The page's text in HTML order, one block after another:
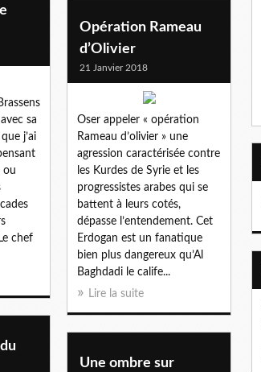
sa
j’ai
ou
chef
Opération Rameau
d’Olivier
21 Janvier 2018
Oser appeler « opération
Rameau d’olivier » une
agression caractérisée contre
les Kurdes de Syrie et les
progressistes arabes qui se
battent à leurs cotés,
dépasse l’entendement. Cet
Erdogan est un fanatique
bien plus dangereux qu’Al
Baghdadi le calife...
Lire la suite
Une ombre sur